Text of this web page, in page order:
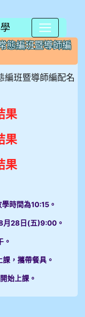
態編班暨導師編
編班暨導師編配名
果
果
果
時間為10:15。
月28日(五)9:00。
。
，攜帶餐具。
始上課。